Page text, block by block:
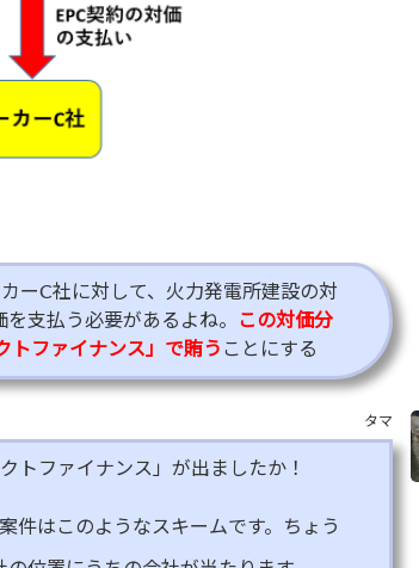
ーC社に対して、火力発電所建設の対
支払う必要があるよね。
この対価分
トファイナンス」で賄う ことにする
タマ
トファイナンス」が出ましたか！
件はこのようなスキームです。ちょう